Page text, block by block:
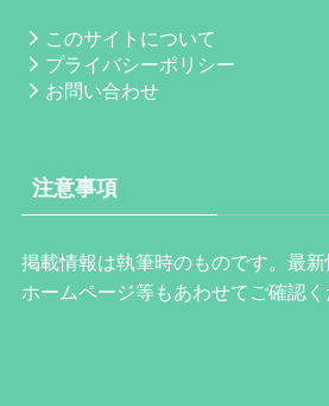
このサイトについて
プライバシーポリシー
お問い合わせ
注意事項
掲載情報は執筆時のものです。最
ホームページ等もあわせてご確認く